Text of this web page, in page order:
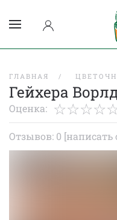
ГЛАВНАЯ
Гейхера
Оценка:
Отзывов: 0 [написать